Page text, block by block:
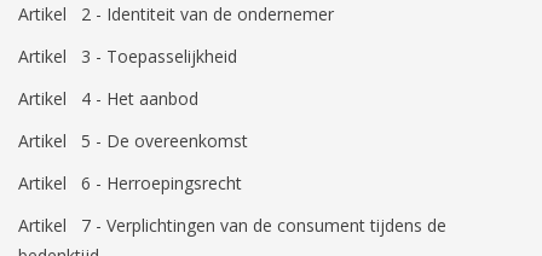
Zeeuws/Streek
Boeken
Artikel 2 - Identiteit van de ondernemer
Artikel 3 - Toepasselijkheid
Artikel 4 - Het aanbod
Artikel 5 - De overeenkomst
Artikel 6 - Herroepingsrecht
Artikel 7 - Verplichtingen van de consument tijdens de